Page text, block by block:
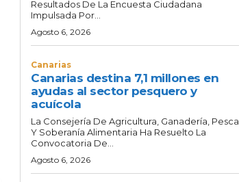
Resultados De La Encuesta Ciudadana
Impulsada Por...
Agosto 6, 2026
Canarias
Canarias destina 7,1 millones en
ayudas al sector pesquero y
acuícola
La Consejería De Agricultura, Ganadería, Pesca
Y Soberanía Alimentaria Ha Resuelto La
Convocatoria De...
Agosto 6, 2026